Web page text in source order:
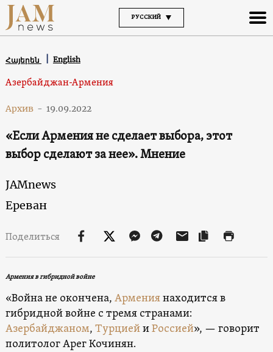
РУССКИЙ
Հայերեն English
Азербайджан-Армения
Архив - 19.09.2022
«Если Армения не сделает выбора, этот
выбор сделают за нее». Мнение
JAMnews
Ереван
Поделиться
Армения в гибридной войне
«Война не окончена, Армениянаходится в
гибридной войне с тремя странами:
Азербайджаном, ТурциейиРоссией», — говорит
политолог Арег Кочинян.